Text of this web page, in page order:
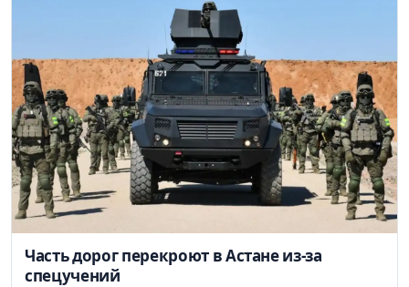
Часть дорог перекроют в Астане из-за
спецучений